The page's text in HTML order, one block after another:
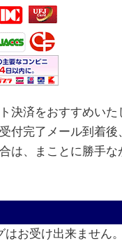
決済をおすすめいた
付完了メール到着後
は、まことに勝手な
はお受け出来ません